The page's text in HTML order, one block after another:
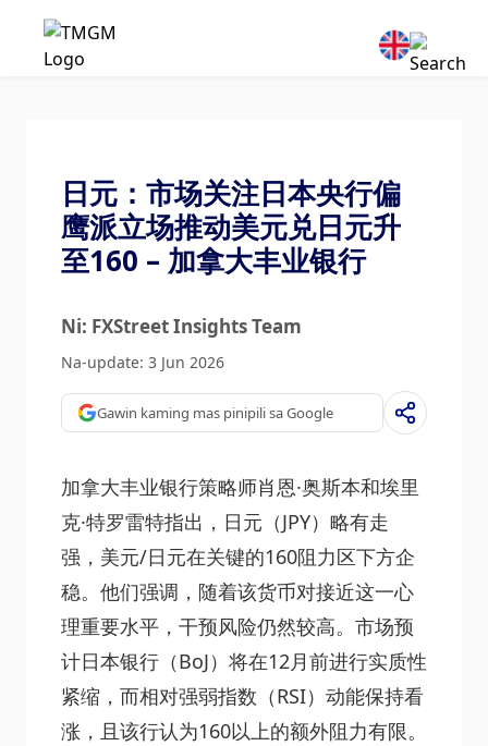
日元：市场关注日本央行偏
鹰派立场推动美元兑日元升
至160 – 加拿大丰业银行
Ni: FXStreet Insights Team
Na-update: 3 Jun 2026
Gawin kaming mas pinipili sa Google
加拿大丰业银行策略师肖恩·奥斯本和埃里
克·特罗雷特指出，日元（JPY）略有走
强，美元/日元在关键的160阻力区下方企
稳。他们强调，随着该货币对接近这一心
理重要水平，干预风险仍然较高。市场预
计日本银行（BoJ）将在12月前进行实质性
紧缩，而相对强弱指数（RSI）动能保持看
涨，且该行认为160以上的额外阻力有限。